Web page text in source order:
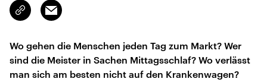
Link
kopieren/teilen
Email
Wo gehen die Menschen jeden Tag zum Markt? Wer
sind die Meister in Sachen Mittagsschlaf? Wo verlässt
man sich am besten nicht auf den Krankenwagen?